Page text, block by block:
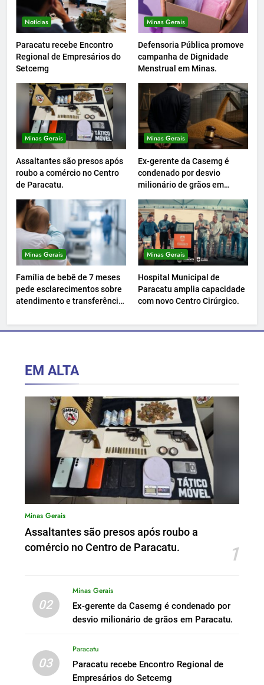
Notícias
Paracatu recebe Encontro
Regional de Empresários do
Setcemg
Minas Gerais
Defensoria Pública promove
campanha de Dignidade
Menstrual em Minas.
Minas Gerais
Assaltantes são presos após
roubo a comércio no Centro
de Paracatu.
Minas Gerais
Ex-gerente da Casemg é
condenado por desvio
milionário de grãos em
Minas Gerais
Família de bebê de 7 meses
pede esclarecimentos sobre
atendimento e transferência
Minas Gerais
Hospital Municipal de
Paracatu amplia capacidade
com novo Centro Cirúrgico.
EM ALTA
Minas Gerais
Assaltantes são presos após roubo a
comércio no Centro de Paracatu.
1
02
Minas Gerais
Ex-gerente da Casemg é condenado por
desvio milionário de grãos em Paracatu.
03
Paracatu
Paracatu recebe Encontro Regional de
Empresários do Setcemg